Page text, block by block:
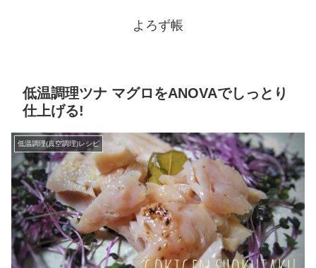
よろず帳
低温調理ツナ マグロをANOVAでしっとり
仕上げる!
低温調理(真空調理)レシピ